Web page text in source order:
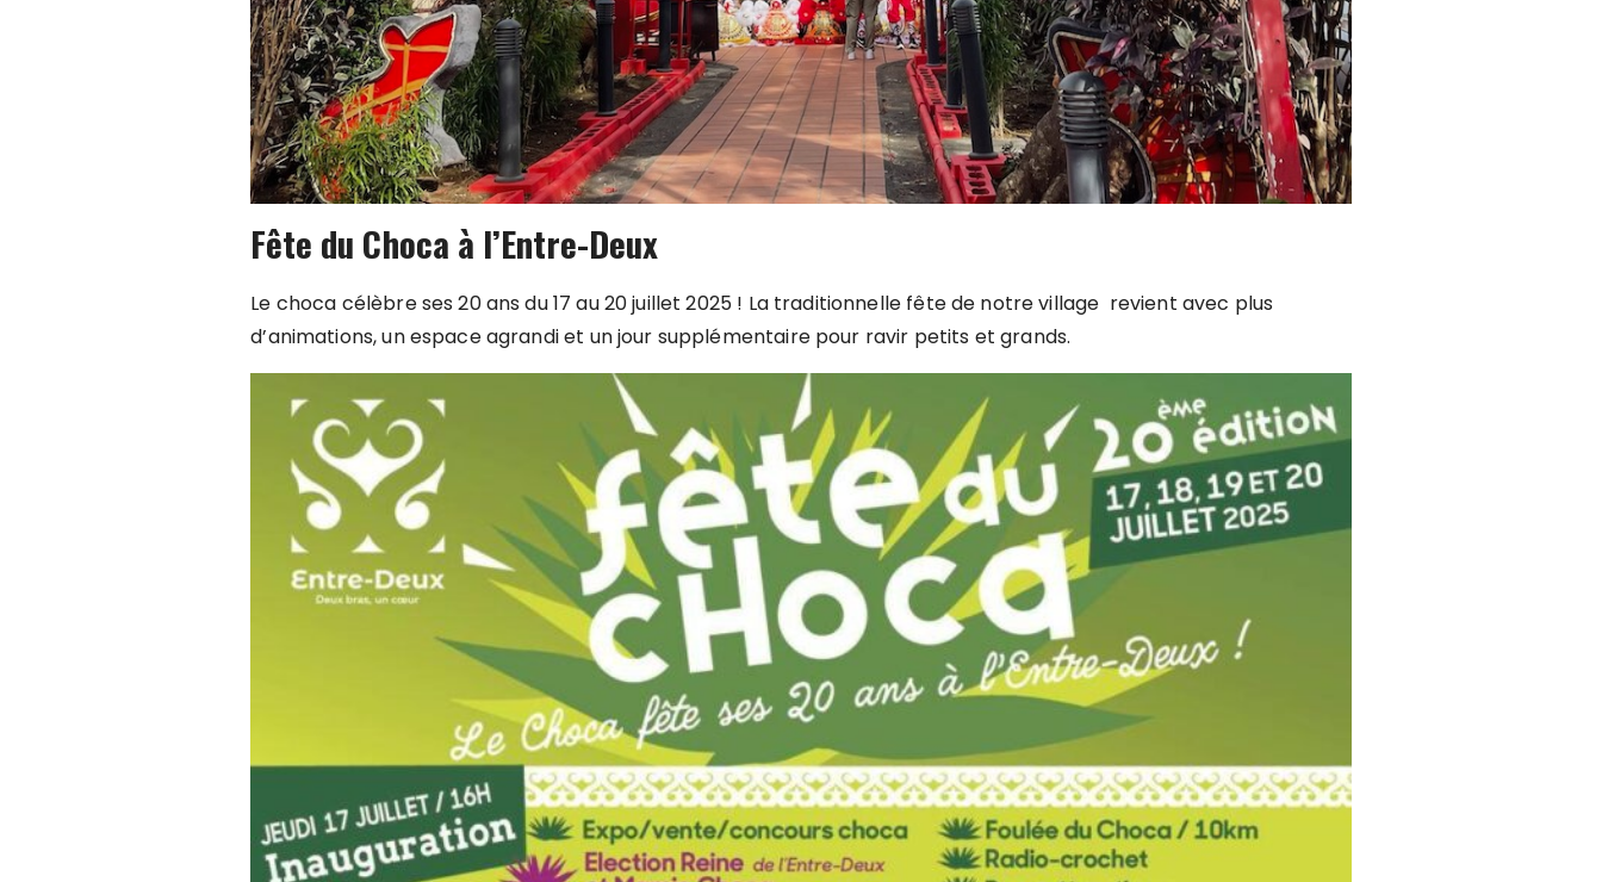
Fête du Choca à l’Entre-Deux
Le choca célèbre ses 20 ans du 17 au 20 juillet 2025 ! La traditionnelle fête de notre village revient avec plus
d’animations, un espace agrandi et un jour supplémentaire pour ravir petits et grands.